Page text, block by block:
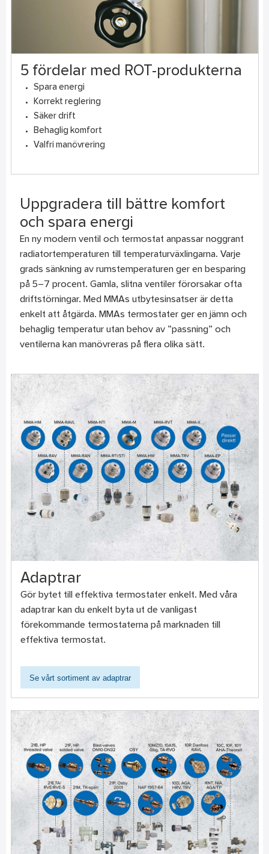
5 fördelar med ROT-produkterna
Spara energi
Korrekt reglering
Säker drift
Behaglig komfort
Valfri manövrering
Uppgradera till bättre komfort
och spara energi
En ny modern ventil och termostat anpassar noggrant
radiatortemperaturen till temperaturväxlingarna. Varje
grads sänkning av rumstemperaturen ger en besparing
på 5–7 procent. Gamla, slitna ventiler förorsakar ofta
driftstörningar. Med MMAs utbytesinsatser är detta
enkelt att åtgärda. MMAs termostater ger en jämn och
behaglig temperatur utan behov av ”passning” och
ventilerna kan manövreras på flera olika sätt.
Adaptrar
Gör bytet till effektiva termostater enkelt. Med våra
adaptrar kan du enkelt byta ut de vanligast
förekommande termostaterna på marknaden till
effektiva termostat.
Se vårt sortiment av adaptrar